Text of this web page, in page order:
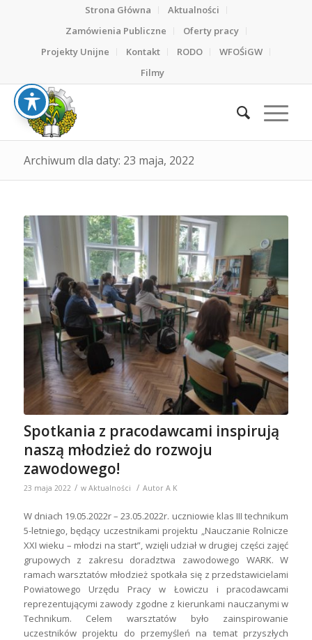
Strona Główna
Aktualności
Zamówienia Publiczne
Oferty pracy
Projekty Unijne
Kontakt RODO
WFOŚiGW
Filmy
Archiwum dla daty: 23 maja, 2022
Spotkania z pracodawcami inspirują
naszą młodzież do rozwoju
zawodowego!
23 maja 2022 / w Aktualności / Autor A K
W dniach 19.05.2022r – 23.05.2022r. uczniowie klas III technikum
5-letniego, będący uczestnikami projektu „Nauczanie Rolnicze
XXI wieku – młodzi na start”, wzięli udział w drugiej części zajęć
grupowych z zakresu doradztwa zawodowego WARK. W
ramach warsztatów młodzież spotkała się z przedstawicielami
Powiatowego Urzędu Pracy w Łowiczu i pracodawcami
reprezentującymi zawody zgodne z kierunkami nauczanymi w
Technikum. Celem warsztatów było zainspirowanie
uczestników projektu do przemyśleń na temat przyszłych